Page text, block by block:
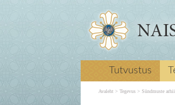
28. -30. aprillini võib
Noarootsi ja Padise
Tutvustus
Avaleht > Tegevus > Sündmuste